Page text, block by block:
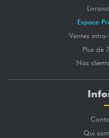
Espace
Ventes
Plus de
Nos
Qui